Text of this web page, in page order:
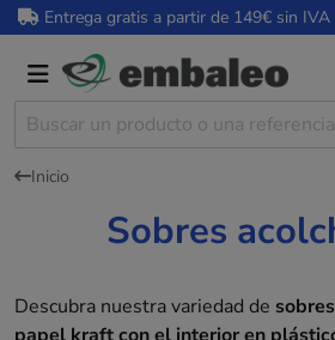
Entrega gratis a partir de 149€ sin IVA
Inicio
Sobres
Descubra nuestra variedad de